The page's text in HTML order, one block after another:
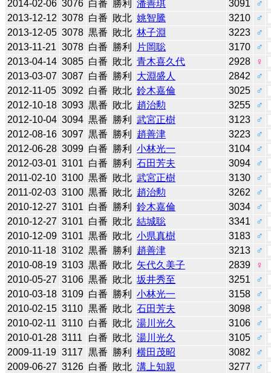
2014-02-06 3076 白番 勝利 潘善琪 3091
♂
2013-12-12 3078 白番 敗北 姚智騰 3210
♂
2013-12-05 3078 黒番 敗北 林子淵 3223
♂
2013-11-21 3078 白番 勝利 片岡聡 3170
♂
2013-04-14 3085 白番 敗北 青木喜久代 2928
♀
2013-03-07 3087 白番 勝利 大淵盛人 2842
♂
2012-11-05 3092 白番 敗北 鈴木嘉倫 3025
♂
2012-10-18 3093 黒番 敗北 趙治勲 3255
♂
2012-10-04 3094 黒番 勝利 武宮正樹 3123
♂
2012-08-16 3097 黒番 勝利 趙善津 3223
♂
2012-06-28 3099 白番 勝利 小林光一 3104
♂
2012-03-01 3101 白番 勝利 石田芳夫 3094
♂
2011-02-10 3100 黒番 敗北 武宮正樹 3130
♂
2011-02-03 3100 黒番 敗北 趙治勲 3262
♂
2010-12-27 3101 白番 勝利 鈴木嘉倫 3034
♂
2010-12-27 3101 白番 敗北 結城聡 3341
♂
2010-12-09 3101 黒番 敗北 小県真樹 3183
♂
2010-11-18 3102 黒番 勝利 趙善津 3213
♂
2010-08-19 3103 黒番 敗北 矢代久美子 2839
♀
2010-05-27 3106 黒番 敗北 坂井秀至 3251
♂
2010-03-18 3109 白番 勝利 小林光一 3158
♂
2010-02-15 3110 黒番 敗北 石田芳夫 3098
♂
2010-02-11 3110 白番 敗北 湯川光久 3106
♂
2010-01-28 3111 白番 敗北 湯川光久 3105
♂
2009-11-19 3117 黒番 勝利 横田茂昭 3082
♂
2009-06-27 3126 白番 敗北 溝上知親 3277
♂